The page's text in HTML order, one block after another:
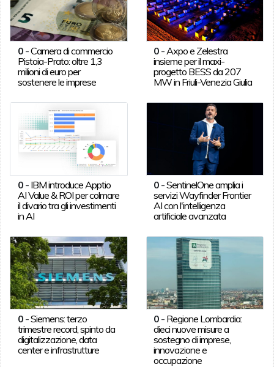
0-Camera di commercio
Pistoia-Prato: oltre 1,3
milioni di euro per
sostenere le imprese
0 - Axpo e Zelestra
insieme per il maxi-
progetto BESS da 207
MW in Friuli-Venezia Giulia
0- IBM introduce Apptio
AI Value & ROI per colmare
il divario tra gli investimenti
in AI
0 -SentinelOne amplia i
servizi Wayfinder Frontier
AI con l'intelligenza
artificiale avanzata
0-Siemens: terzo
trimestre record, spinto da
digitalizzazione, data
center e infrastrutture
0 - Regione Lombardia:
dieci nuove misure a
sostegno di imprese,
innovazione e
occupazione